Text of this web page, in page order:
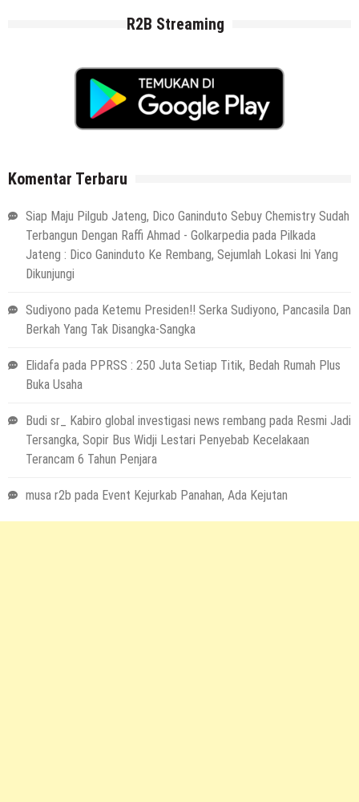
R2B Streaming
Komentar Terbaru
Siap Maju Pilgub Jateng, Dico Ganinduto Sebuy Chemistry Sudah
Terbangun Dengan Raffi Ahmad - Golkarpedia pada Pilkada
Jateng : Dico Ganinduto Ke Rembang, Sejumlah Lokasi Ini Yang
Dikunjungi
Sudiyono pada Ketemu Presiden!! Serka Sudiyono, Pancasila Dan
Berkah Yang Tak Disangka-Sangka
Elidafa pada PPRSS : 250 Juta Setiap Titik, Bedah Rumah Plus
Buka Usaha
Budi sr_ Kabiro global investigasi news rembang pada Resmi Jadi
Tersangka, Sopir Bus Widji Lestari Penyebab Kecelakaan
Terancam 6 Tahun Penjara
musa r2b pada Event Kejurkab Panahan, Ada Kejutan